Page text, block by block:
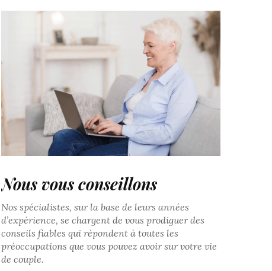
Nous vous conseillons
Nos spécialistes, sur la base de leurs années
d’expérience, se chargent de vous prodiguer des
conseils fiables qui répondent à toutes les
préoccupations que vous pouvez avoir sur votre vie
de couple.